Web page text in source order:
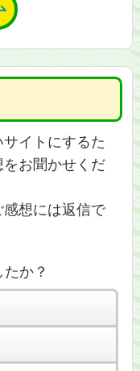
イトにするた
お聞かせくだ
想には返信で
か？